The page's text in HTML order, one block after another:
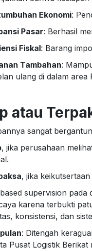
Ekonomi:
Pasar: Berhasil
Fiskal: Barang
Tambahan:
ulang di dalam area
atau
sangat
, jika perusahaan
, jika
supervision pada
karena terbukti
konsistensi, dan
: Ditengah
Pusat Logistik